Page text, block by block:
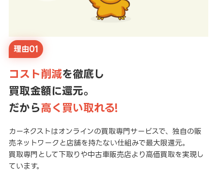
理由01
コスト削減を徹底し
買取金額に還元。
だから高く買い取れる!
カーネクストはオンラインの買取専門サービスで、独自の販
売ネットワークと店舗を持たない仕組みで最大限還元。
買取専門として下取りや中古車販売店より高価買取を実現し
ています。